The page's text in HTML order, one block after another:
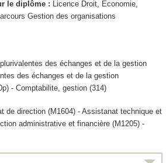
le diplôme :
Licence Droit, Economie,
Gestion des organisations
des échanges et de la gestion
des échanges et de la gestion
- Comptabilite, gestion (314)
de direction (M1604) - Assistanat technique et
administrative et financière (M1205) -